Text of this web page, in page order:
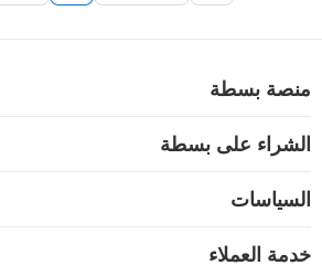
منصة بسطة
الشراء على بسطة
السياسات
خدمة العملاء